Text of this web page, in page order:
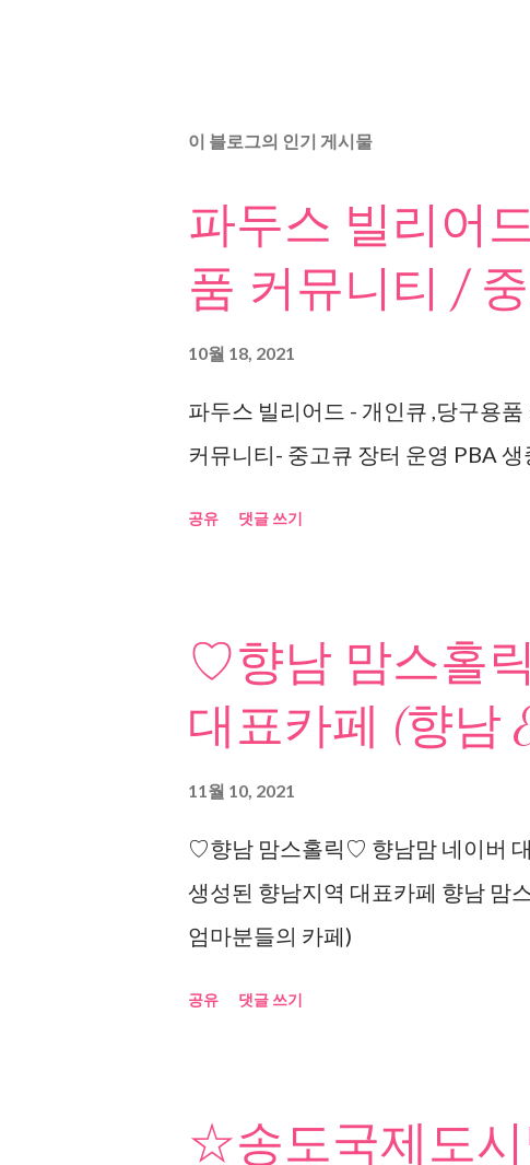
이 블로그의 인기 게시물
파두스 빌리어
품 커뮤니티 /
10월 18, 2021
파두스 빌리어드 - 개인큐 ,당구용
커뮤니티- 중고큐 장터 운영 PBA
공유 댓글 쓰기
♡향남 맘스홀
대표카페 (향남
11월 10, 2021
♡향남 맘스홀릭♡ 향남맘 네이버
생성된 향남지역 대표카페 향남 맘
엄마분들의 카페)
공유 댓글 쓰기
☆송도국제도